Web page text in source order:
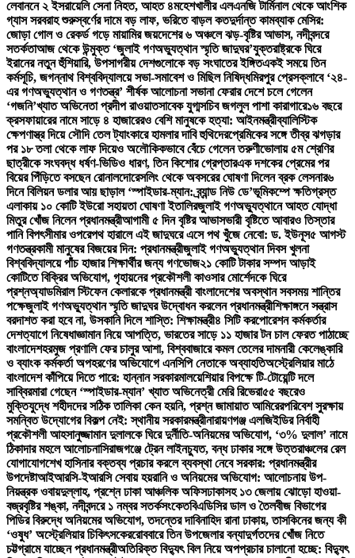
লেবাননে ২ ইসরায়েলি সেনা নিহত, আহত ৪মহেশখালীর এলএনজি টার্মিনাল থেকে আংশিক
গ্যাস সরবরাহ শুরুস্বর্ণের দামে বড় লাফ, ভরিতে বাড়ল কতদুর্দান্ত কামব্যাক মেসির:
জোড়া গোল ও রেকর্ড গড়ে মায়ামির জয়দেশের ৬ অঞ্চলে ঝড়-বৃষ্টির আভাস, নদীবন্দরে
সতর্কতাআজ থেকে উন্মুক্ত ‘জুলাই গণঅভ্যুত্থান স্মৃতি জাদুঘর’যুক্তরাষ্ট্রকে ঘিরে
ইরানের নতুন হুঁশিয়ারি, উপসাগরীয় দেশগুলোকে বড় সংঘাতের ইঙ্গিতএকই সময়ে তিন
কর্মসূচি, জগন্নাথ বিশ্ববিদ্যালয়ে সভা-সমাবেশ ও মিছিল নিষিদ্ধমিরপুর প্রেসক্লাবে ‘২৪-
এর গণঅভ্যুত্থান ও গণতন্ত্র’ শীর্ষক আলোচনা সভানা ফেরার দেশে চলে গেলেন
‘গজনি’খ্যাত অভিনেতা প্রদীপ রাওয়াতসাবেক যুগ্মসচিব জগলুল পাশা কারাগারে১৬ বছরে
ক্রসফায়ারের নামে সাড়ে ৪ হাজারেরও বেশি মানুষকে হত্যা: আইনমন্ত্রীব্যালিস্টিক
ক্ষেপণাস্ত্র দিয়ে সৌদি তেল ট্যাংকারে হামলার দাবি হুথিদেরপ্রেমিকের সঙ্গে তীব্র ঝগড়ার
পর ১৮ তলা থেকে লাফ দিয়েও অলৌকিকভাবে বেঁচে গেলেন তরুণীভোলায় ৫ম শ্রেণির
ছাত্রীকে সংঘবদ্ধ ধর্ষণ-ভিডিও ধারণ, তিন কিশোর গ্রেপ্তারএক দশকের প্রেমের পর
বিয়ের পিঁড়িতে বসছেন রোনালদোরেসলিং থেকে অবসরের ঘোষণা দিলেন ব্রক লেসনার৬
দিনে বিলিয়ন ডলার আয় ছাড়াল ‘স্পাইডার-ম্যান: ব্র্যান্ড নিউ ডে’ভূমিকম্পে ক্ষতিগ্রস্ত
এলাকায় ১০ কোটি ইউরো সহায়তা ঘোষণা ইতালিরজুলাই গণঅভ্যুত্থানে আহত যোদ্ধা
মিতুর খোঁজ নিলেন প্রধানমন্ত্রীআগামী ৫ দিন বৃষ্টির আভাসভারী বৃষ্টিতে আবারও তিস্তার
পানি বিপৎসীমার ওপরেপথ হারালে এই জাদুঘরে এসে পথ খুঁজে নেবো: ড. ইউনূস৫ আগস্ট
গণতন্ত্রকামী মানুষের বিজয়ের দিন: প্রধানমন্ত্রীজুলাই গণঅভ্যুত্থান দিবস খুলনা
বিশ্ববিদ্যালয়ে পাঁচ হাজার শিক্ষার্থীর জন্য গণভোজ২১ কোটি টাকার সম্পদ আড়াই
কোটিতে বিক্রির অভিযোগ, গৃহায়নের প্রকৌশলী কাওসার মোর্শেদকে ঘিরে
প্রশ্নঅ্যাডমিরাল স্টিফেন কেলারকে প্রধানমন্ত্রী বাংলাদেশের অবস্থান সবসময় শান্তির
পক্ষেজুলাই গণঅভ্যুত্থান স্মৃতি জাদুঘর উদ্বোধন করলেন প্রধানমন্ত্রীশিক্ষাঙ্গনে সন্ত্রাস
বরদাশত করা হবে না, উসকানি দিলে শাস্তি: শিক্ষামন্ত্রী৪ সিটি করপোরেশন কর্মকর্তার
দেশত্যাগে নিষেধাজ্ঞামান নিয়ে আপত্তি, ভারতের সাড়ে ১১ হাজার টন চাল ফেরত পাঠাচ্ছে
বাংলাদেশহরমুজ প্রণালি ফের চালুর আশা, বিশ্ববাজারে কমল তেলের দামনারী কেলেঙ্কারি
ও ব্যাংক কর্মকর্তা অপহরণের অভিযোগে এনসিপি নেতাকে অব্যাহতিঅস্ট্রেলিয়ার মাঠে
বাংলাদেশ কাঁপিয়ে দিতে পারে: হান্নান সরকারমালয়েশিয়ার বিপক্ষে টি-টোয়েন্টি দলে
সাব্বিরমারা গেছেন ‘স্পাইডার-ম্যান’ খ্যাত অভিনেত্রী মেরি রিভেরা৫৫ বছরেও
মুক্তিযুদ্ধে শহীদদের সঠিক তালিকা কেন হয়নি, প্রশ্ন জামায়াত আমিরেরপরিবেশ সুরক্ষায়
সমন্বিত উদ্যোগের বিকল্প নেই: স্থানীয় সরকারমন্ত্রীনারায়ণগঞ্জ এলজিইডির নির্বাহী
প্রকৌশলী আহসানুজ্জামান দুলালকে ঘিরে দুর্নীতি-অনিয়মের অভিযোগ, ‘৩% দুলাল’ নামে
ঠিকাদার মহলে আলোচনাসিরাজগঞ্জে ট্রেন লাইনচ্যুত, বন্ধ ঢাকার সঙ্গে উত্তরাঞ্চলের রেল
যোগাযোগশেখ হাসিনার বক্তব্য প্রচার করলে ব্যবস্থা নেবে সরকার: প্রধানমন্ত্রীর
উপদেষ্টাআইআরসি-ইআরসি সেবায় হয়রানি ও অনিয়মের অভিযোগ: আলোচনায় উপ-
নিয়ন্ত্রক ওবায়দুল্লাহ, প্রশ্নে ঢাকা আঞ্চলিক অফিসঢাকাসহ ১৩ জেলায় ঝোড়ো হাওয়া-
বজ্রবৃষ্টির শঙ্কা, নদীবন্দরে ১ নম্বর সতর্কসংকেতবিএডিসির ডাল ও তৈলবীজ বিভাগের
পিডির বিরুদ্ধে অনিয়মের অভিযোগ, তদন্তের দাবিনাহিদ রানা ঢাকায়, তাসকিনের জন্য কী
‘ওষুধ’ অস্ট্রেলিয়ার চিকিৎসকেররোববারে তিন উপজেলার বন্যাদুর্গতদের খোঁজ নিতে
চট্টগ্রামে যাচ্ছেন প্রধানমন্ত্রীঅতিরিক্ত বিদ্যুৎ বিল নিয়ে অপপ্রচার চালানো হচ্ছে: বিদ্যুৎ